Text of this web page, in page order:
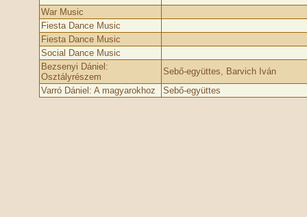
War Music
Fiesta Dance Music
Fiesta Dance Music
Social Dance Music
Bezsenyi Dániel:
Osztályrészem
Sebő-együttes, Barvich Iván
Varró Dániel: A magyarokhoz
Sebő-együttes